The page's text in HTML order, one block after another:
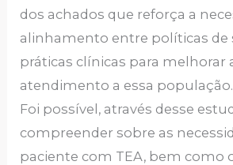
dos achados que reforça a
alinhamento entre políticas de
práticas clínicas para melhorar
atendimento a essa população.
Foi possível, através desse
compreender sobre as
paciente com TEA, bem como